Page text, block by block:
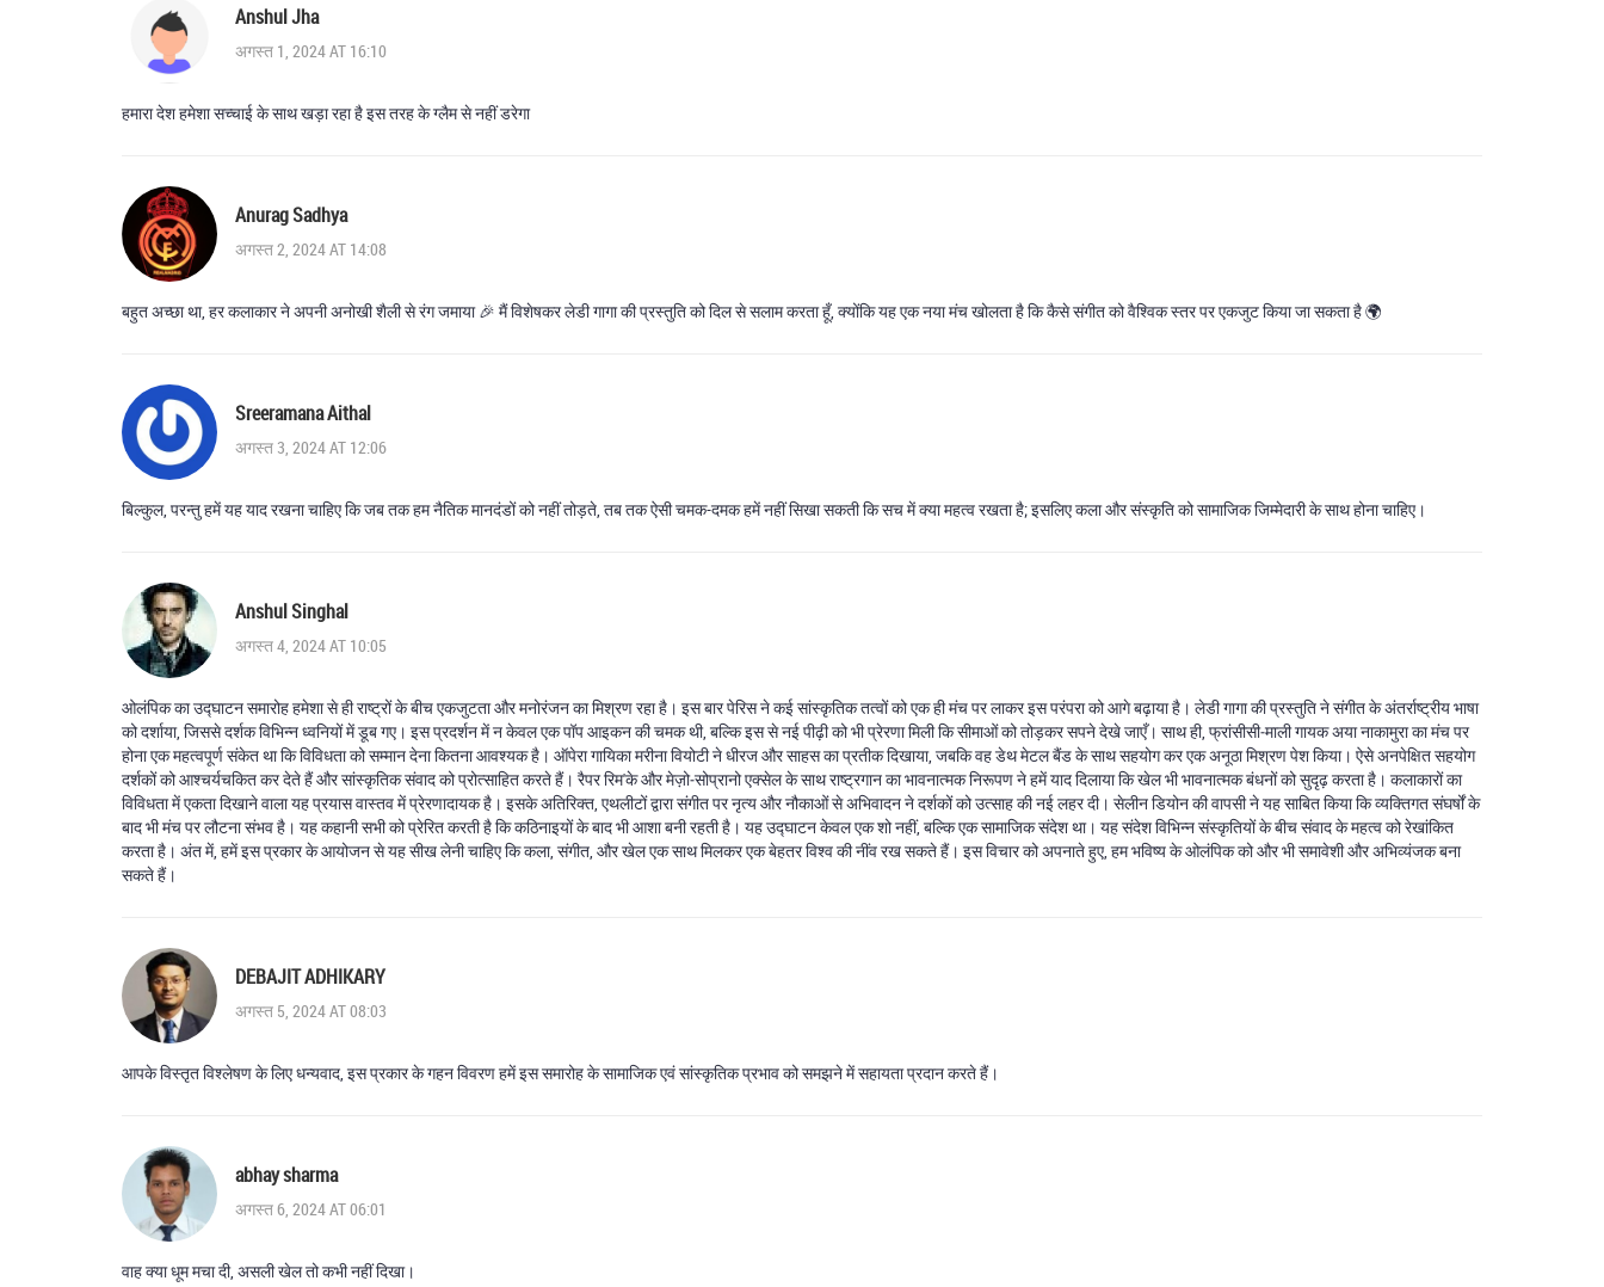
Anshul Jha
अगस्त 1, 2024 AT 16:10
हमारा देश हमेशा सच्चाई के साथ खड़ा रहा है इस तरह के ग्लैम से नहीं डरेगा
Anurag Sadhya
अगस्त 2, 2024 AT 14:08
बहुत अच्छा था, हर कलाकार ने अपनी अनोखी शैली से रंग जमाया 🎉 मैं विशेषकर लेडी गागा की प्रस्तुति को दिल से सलाम करता हूँ, क्योंकि यह एक नया मंच खोलता है कि कैसे संगीत को वैश्विक स्तर पर एकजुट किया जा सकता है 🌍
Sreeramana Aithal
अगस्त 3, 2024 AT 12:06
बिल्कुल, परन्तु हमें यह याद रखना चाहिए कि जब तक हम नैतिक मानदंडों को नहीं तोड़ते, तब तक ऐसी चमक-दमक हमें नहीं सिखा सकती कि सच में क्या महत्व रखता है; इसलिए कला और संस्कृति को सामाजिक जिम्मेदारी के साथ होना चाहिए।
Anshul Singhal
अगस्त 4, 2024 AT 10:05
ओलंपिक का उद्घाटन समारोह हमेशा से ही राष्ट्रों के बीच एकजुटता और मनोरंजन का मिश्रण रहा है। इस बार पेरिस ने कई सांस्कृतिक तत्वों को एक ही मंच पर लाकर इस परंपरा को आगे बढ़ाया है। लेडी गागा की प्रस्तुति ने संगीत के अंतर्राष्ट्रीय भाषा
को दर्शाया, जिससे दर्शक विभिन्न ध्वनियों में डूब गए। इस प्रदर्शन में न केवल एक पॉप आइकन की चमक थी, बल्कि इस से नई पीढ़ी को भी प्रेरणा मिली कि सीमाओं को तोड़कर सपने देखे जाएँ। साथ ही, फ्रांसीसी‑माली गायक अया नाकामुरा का मंच पर
होना एक महत्वपूर्ण संकेत था कि विविधता को सम्मान देना कितना आवश्यक है। ऑपेरा गायिका मरीना वियोटी ने धीरज और साहस का प्रतीक दिखाया, जबकि वह डेथ मेटल बैंड के साथ सहयोग कर एक अनूठा मिश्रण पेश किया। ऐसे अनपेक्षित सहयोग
दर्शकों को आश्चर्यचकित कर देते हैं और सांस्कृतिक संवाद को प्रोत्साहित करते हैं। रैपर रिम'के और मेज़ो‑सोप्रानो एक्सेल के साथ राष्ट्रगान का भावनात्मक निरूपण ने हमें याद दिलाया कि खेल भी भावनात्मक बंधनों को सुदृढ़ करता है। कलाकारों का
विविधता में एकता दिखाने वाला यह प्रयास वास्तव में प्रेरणादायक है। इसके अतिरिक्त, एथलीटों द्वारा संगीत पर नृत्य और नौकाओं से अभिवादन ने दर्शकों को उत्साह की नई लहर दी। सेलीन डियोन की वापसी ने यह साबित किया कि व्यक्तिगत संघर्षों के
बाद भी मंच पर लौटना संभव है। यह कहानी सभी को प्रेरित करती है कि कठिनाइयों के बाद भी आशा बनी रहती है। यह उद्घाटन केवल एक शो नहीं, बल्कि एक सामाजिक संदेश था। यह संदेश विभिन्न संस्कृतियों के बीच संवाद के महत्व को रेखांकित
करता है। अंत में, हमें इस प्रकार के आयोजन से यह सीख लेनी चाहिए कि कला, संगीत, और खेल एक साथ मिलकर एक बेहतर विश्व की नींव रख सकते हैं। इस विचार को अपनाते हुए, हम भविष्य के ओलंपिक को और भी समावेशी और अभिव्यंजक बना
सकते हैं।
DEBAJIT ADHIKARY
अगस्त 5, 2024 AT 08:03
आपके विस्तृत विश्लेषण के लिए धन्यवाद, इस प्रकार के गहन विवरण हमें इस समारोह के सामाजिक एवं सांस्कृतिक प्रभाव को समझने में सहायता प्रदान करते हैं।
abhay sharma
अगस्त 6, 2024 AT 06:01
वाह क्या धूम मचा दी, असली खेल तो कभी नहीं दिखा।